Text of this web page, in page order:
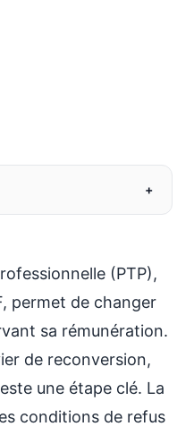
+
(PTP),
permet de changer
sa rémunération.
de reconversion,
une étape clé. La
conditions de refus